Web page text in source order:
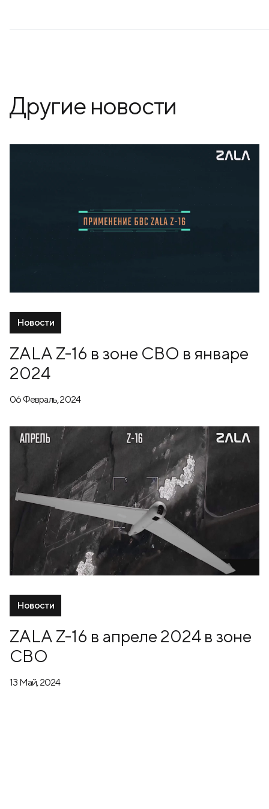
Другие новости
Новости
ZALA Z-16 в зоне СВО в январе
2024
06 Февраль, 2024
Новости
ZALA Z-16 в апреле 2024 в зоне
СВО
13 Май, 2024